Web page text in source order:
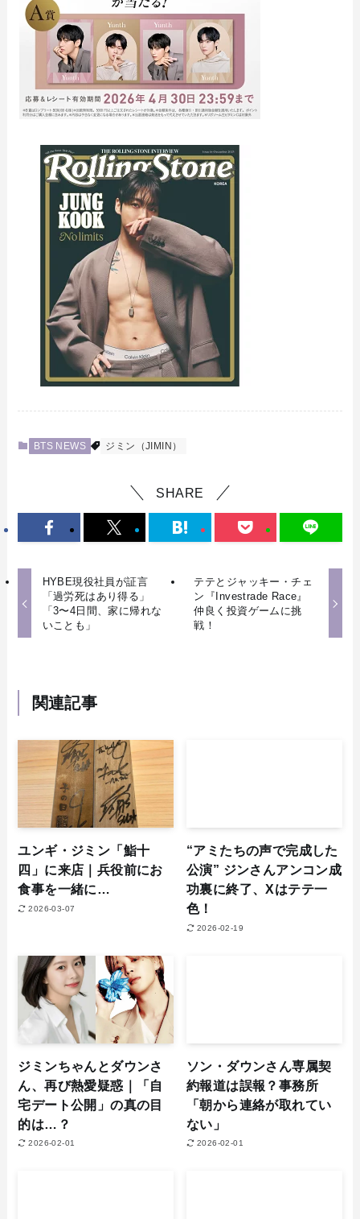
BTS NEWS ジミン（JIMIN）
SHARE
HYBE現役社員が証言
「過労死はあり得る」
「3〜4日間、家に帰れな
いことも」
テテとジャッキー・チェ
ン『Investrade Race』
仲良く投資ゲームに挑
戦！
関連記事
ユンギ・ジミン「鮨十
四」に来店｜兵役前にお
食事を一緒に…
2026-03-07
“アミたちの声で完成した
公演” ジンさんアンコン成
功裏に終了、Xはテテ一
色！
2026-02-19
ジミンちゃんとダウンさ
ん、再び熱愛疑惑｜「自
宅デート公開」の真の目
的は…？
2026-02-01
ソン・ダウンさん専属契
約報道は誤報？事務所
「朝から連絡が取れてい
ない」
2026-02-01